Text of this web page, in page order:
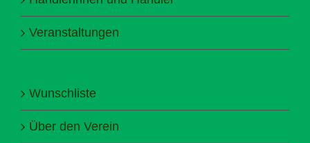
Veranstaltungen
Wunschliste
Über den Verein